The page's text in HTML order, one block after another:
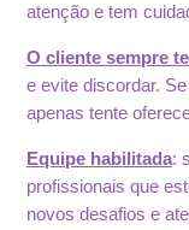
atenção e tem
O cliente sempre
e evite discordar.
apenas tente
Equipe habilitada:
profissionais que
novos desafios e